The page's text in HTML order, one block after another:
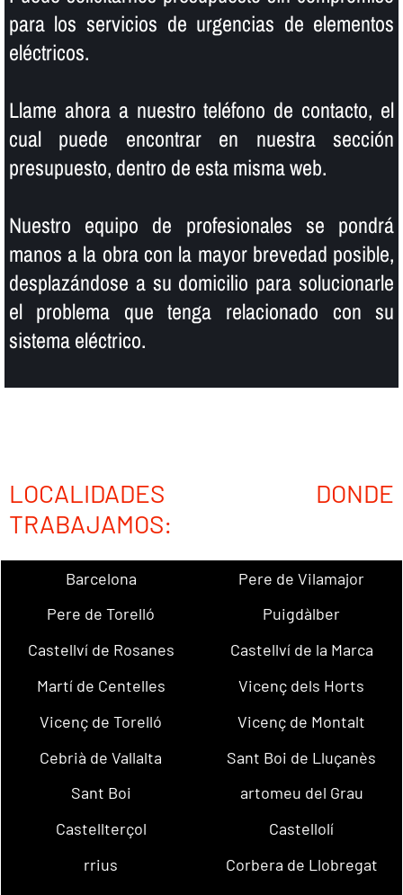
para los servicios de urgencias de elementos
eléctricos.
Llame ahora a nuestro teléfono de contacto, el
cual puede encontrar en nuestra sección
presupuesto, dentro de esta misma web.
Nuestro equipo de profesionales se pondrá
manos a la obra con la mayor brevedad posible,
desplazándose a su domicilio para solucionarle
el problema que tenga relacionado con su
sistema eléctrico.
LOCALIDADES DONDE
TRABAJAMOS:
Barcelona
Pere de Vilamajor
Pere de Torelló
Puigdàlber
Castellví de Rosanes
Castellví de la Marca
Martí de Centelles
Vicenç dels Horts
Vicenç de Torelló
Vicenç de Montalt
Cebrià de Vallalta
Sant Boi de Lluçanès
Sant Boi
artomeu del Grau
Castellterçol
Castellolí
rrius
Corbera de Llobregat